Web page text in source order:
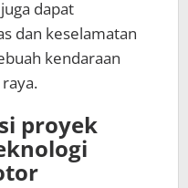
dapat
dan keselamatan
kendaraan
proyek